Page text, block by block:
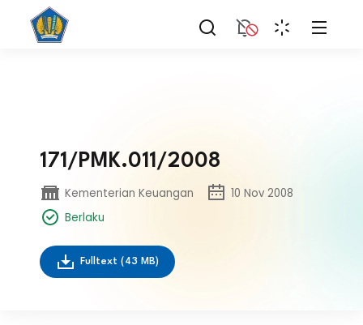
171/PMK.011/2008
Kementerian Keuangan
10 Nov 2008
Berlaku
Fulltext (43 MB)